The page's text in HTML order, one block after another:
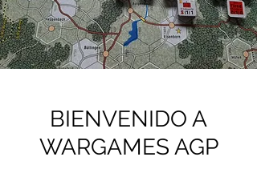
BIENVENIDO A
WARGAMES AGP